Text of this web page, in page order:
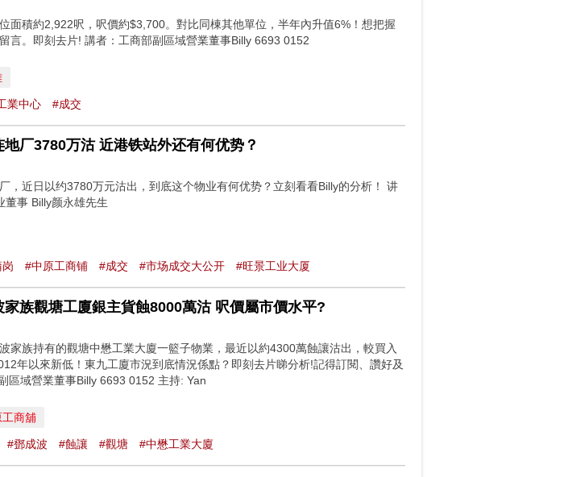
面積約2,922呎，呎價約$3,700。對比同棟其他單位，半年內升值6%！想把握
言。即刻去片! 講者：工商部副區域營業董事Billy 6693 0152
業中心 #成交
厂3780万沽 近港铁站外还有何优势？
，近日以约3780万元沽出，到底这个物业有何优势？立刻看看Billy的分析！ 讲
董事 Billy颜永雄先生
#中原工商铺 #成交 #市场成交大公开 #旺景工业大厦
族觀塘工廈銀主貨蝕8000萬沽 呎價屬市價水平?
家族持有的觀塘中懋工業大廈一籃子物業，最近以約4300萬蝕讓沽出，較買入
年以來新低！東九工廈市況到底情況係點？即刻去片睇分析!記得訂閱、讚好及
區域營業董事Billy 6693 0152 主持: Yan
工商舖
#鄧成波 #蝕讓 #觀塘 #中懋工業大廈